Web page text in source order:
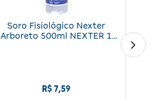
Soro Fisiológico Nexter
Arboreto 500ml NEXTER 1
R$7,59